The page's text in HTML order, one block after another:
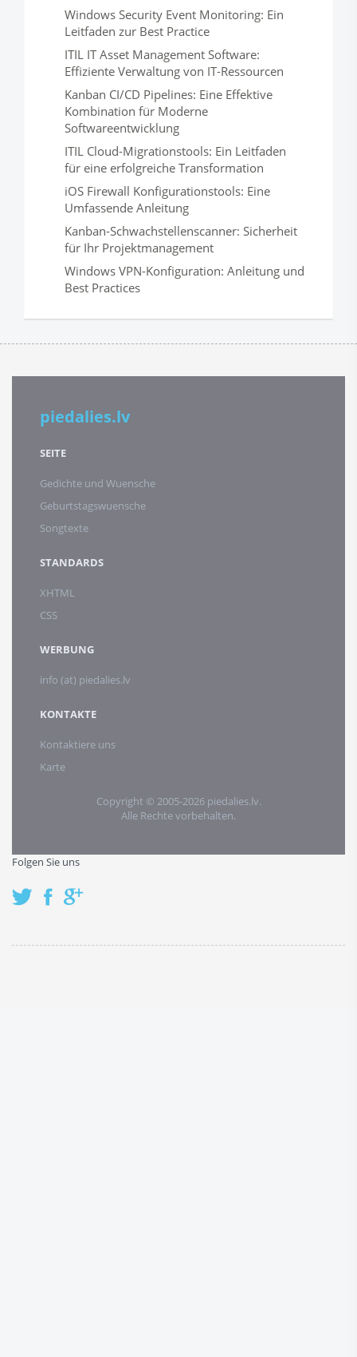
Windows Security Event Monitoring: Ein
Leitfaden zur Best Practice
ITIL IT Asset Management Software:
Effiziente Verwaltung von IT-Ressourcen
Kanban CI/CD Pipelines: Eine Effektive
Kombination für Moderne
Softwareentwicklung
ITIL Cloud-Migrationstools: Ein Leitfaden
für eine erfolgreiche Transformation
iOS Firewall Konfigurationstools: Eine
Umfassende Anleitung
Kanban-Schwachstellenscanner: Sicherheit
für Ihr Projektmanagement
Windows VPN-Konfiguration: Anleitung und
Best Practices
piedalies.lv
SEITE
Gedichte und Wuensche
Geburtstagswuensche
Songtexte
STANDARDS
XHTML
CSS
WERBUNG
info (at) piedalies.lv
KONTAKTE
Kontaktiere uns
Karte
Copyright © 2005-2026 piedalies.lv.
Alle Rechte vorbehalten.
Folgen Sie uns